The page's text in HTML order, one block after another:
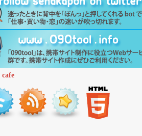
cafe